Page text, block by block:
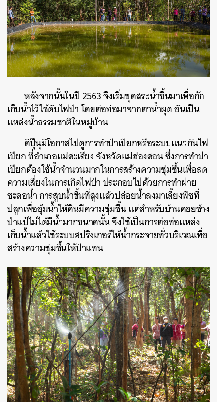
หลังจากนั้นในปี 2563 จึงเริ่มขุดสระน้ำขึ้นมาเพื่อกัก
เก็บน้ำไว้ใช้ดับไฟป่า โดยต่อท่อมาจากตาน้ำผุด อันเป็น
แหล่งน้ำธรรมชาติในหมู่บ้าน
ดิปุ๊นุมีโอกาสไปดูการทำป่าเปียกหรือระบบแนวกันไฟ
เปียก ที่อำเภอแม่สะเรียง จังหวัดแม่ฮ่องสอน ซึ่งการทำป่า
เปียกต้องใช้น้ำจำนวนมากในการสร้างความชุ่มชื้นเพื่อลด
ความเสี่ยงในการเกิดไฟป่า ประกอบไปด้วยการทำฝาย
ชะลอน้ำ การสูบน้ำขึ้นที่สูงแล้วปล่อยน้ำลงมาเลี้ยงพืชที่
ปลูกเพื่ออุ้มน้ำให้ดินมีความชุ่มชื้น แต่สำหรับบ้านดอยช้าง
ป่าแป๋ไม่ได้มีน้ำมากขนาดนั้น จึงใช้เป็นการต่อท่อแหล่ง
เก็บน้ำแล้วใช้ระบบสปริงเกอร์ให้น้ำกระจายทั่วบริเวณเพื่อ
สร้างความชุ่มชื้นให้ป่าแทน